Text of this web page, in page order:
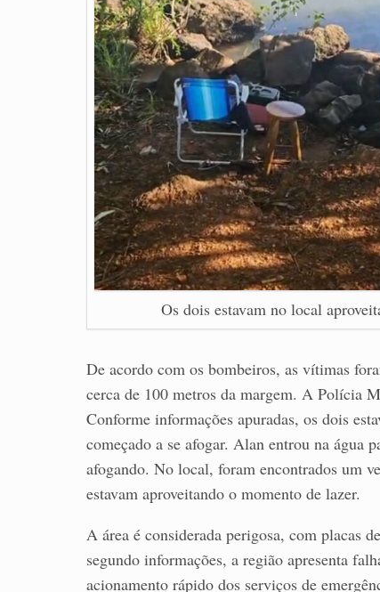
Os dois estavam no local
De acordo com os bombeiros, as vítimas
cerca de 100 metros da margem. A Polícia
Conforme informações apuradas, os dois
começado a se afogar. Alan entrou na água
afogando. No local, foram encontrados um
estavam aproveitando o momento de lazer.
A área é considerada perigosa, com placas
segundo informações, a região apresenta
acionamento rápido dos serviços de